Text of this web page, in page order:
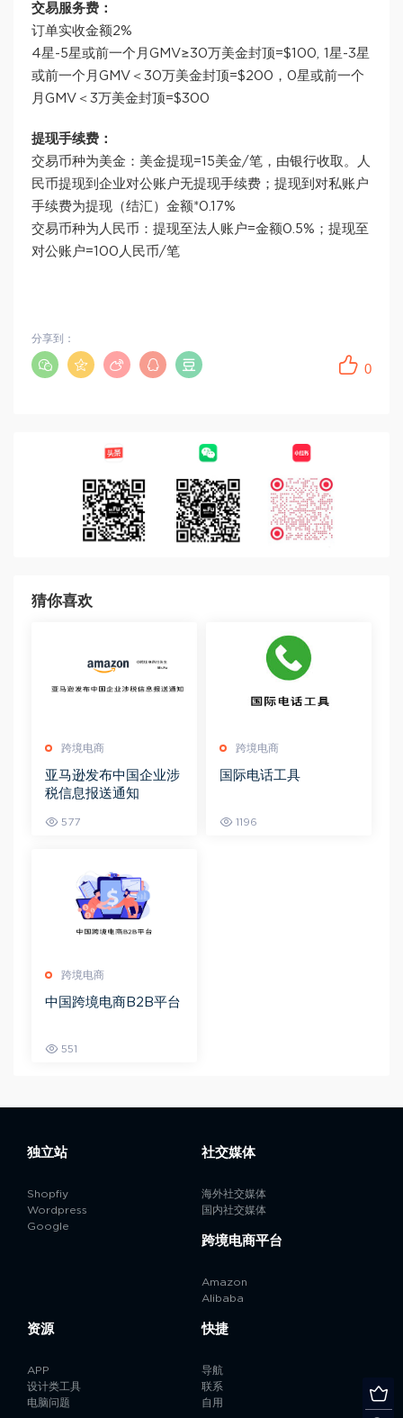
交易服务费：
订单实收金额2%
4星-5星或前一个月GMV≥30万美金封顶=$100, 1星-3星
或前一个月GMV＜30万美金封顶=$200，0星或前一个
月GMV＜3万美金封顶=$300
提现手续费：
交易币种为美金：美金提现=15美金/笔，由银行收取。人
民币提现到企业对公账户无提现手续费；提现到对私账户
手续费为提现（结汇）金额*0.17%
交易币种为人民币：提现至法人账户=金额0.5%；提现至
对公账户=100人民币/笔
0
分享到：
猜你喜欢
跨境电商
亚马逊发布中国企业涉
税信息报送通知
577
跨境电商
国际电话工具
1196
跨境电商
中国跨境电商B2B平台
551
独立站
Shopfiy
Wordpress
Google
社交媒体
海外社交媒体
国内社交媒体
跨境电商平台
Amazon
Alibaba
资源
APP
设计类工具
电脑问题
快捷
导航
联系
自用